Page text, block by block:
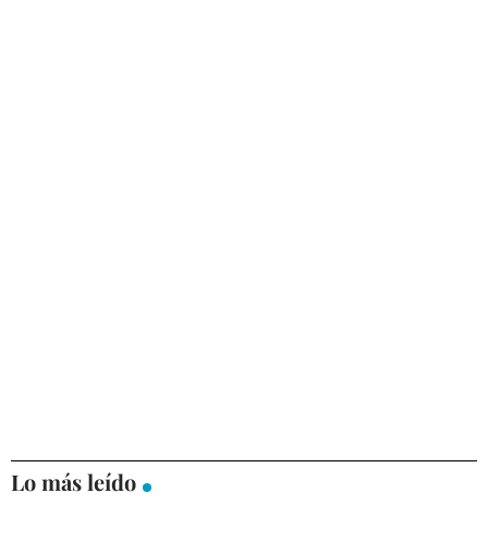
Lo más leído